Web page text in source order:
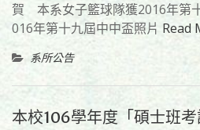
賀 本系女子籃球隊獲2016年第
016年第十九屆中中盃照片 Read
系所公告
本校106學年度「碩士班